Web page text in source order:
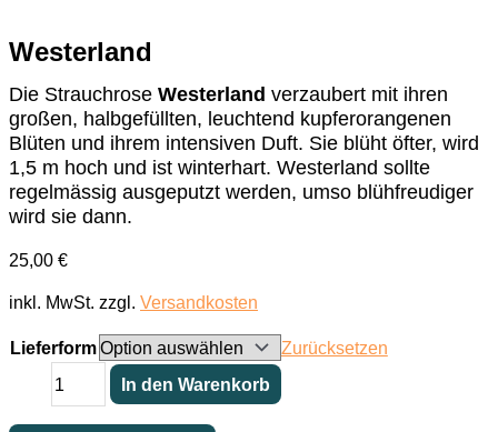
Westerland
Die Strauchrose Westerland verzaubert mit ihren
großen, halbgefüllten, leuchtend kupferorangenen
Blüten und ihrem intensiven Duft. Sie blüht öfter, wird
1,5 m hoch und ist winterhart. Westerland sollte
regelmässig ausgeputzt werden, umso blühfreudiger
wird sie dann.
25,00 €
inkl. MwSt. zzgl. Versandkosten
Lieferform
Zurücksetzen
Menge
In den Warenkorb